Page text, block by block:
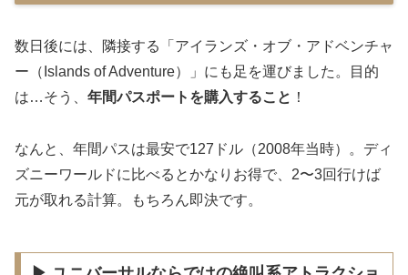
数日後には、隣接する「アイランズ・オブ・アドベンチャ
ー（Islands of Adventure）」にも足を運びました。目的
は…そう、 年間パスポートを購入すること ！
なんと、年間パスは最安で127ドル（2008年当時）。ディ
ズニーワールドに比べるとかなりお得で、2〜3回行けば
元が取れる計算。もちろん即決です。